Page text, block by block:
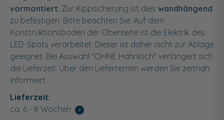
vormontiert. Zur Kippsicherung ist dies wandhängend
zu befestigen. Bitte beachten Sie: Auf dem
Konstruktionsboden der Oberseite ist die Elektrik des
LED-Spots verarbeitet. Dieser ist daher nicht zur Ablage
geeignet. Bei Auswahl "OHNE Hahnloch" verlängert sich
die Lieferzeit. Über den Liefertermin werden Sie zeitnah
informiert.
Lieferzeit:
ca. 6 - 8 Wochen
i